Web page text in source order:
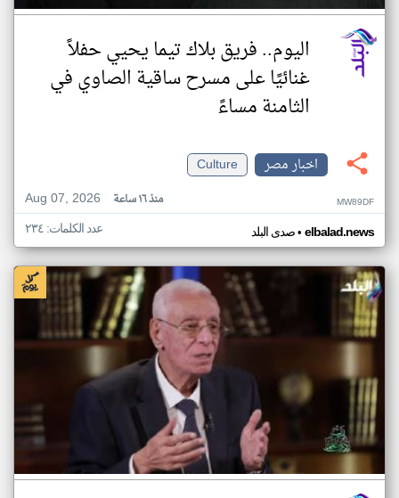
اليوم.. فريق بلاك تيما يحيي حفلاً
غنائيًا على مسرح ساقية الصاوي في
الثامنة مساءً
اخبار مصر
Culture
Aug 07, 2026
منذ ١٦ ساعة MW89DF
صدى البلد• elbalad.news عدد الكلمات: ٢٣٤